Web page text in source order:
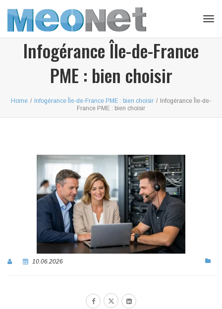
Infogérance Île-de-France
PME : bien choisir
Home / Infogérance Île-de-France PME : bien choisir /
Infogérance Île-de-
France PME : bien choisir
10.06.2026